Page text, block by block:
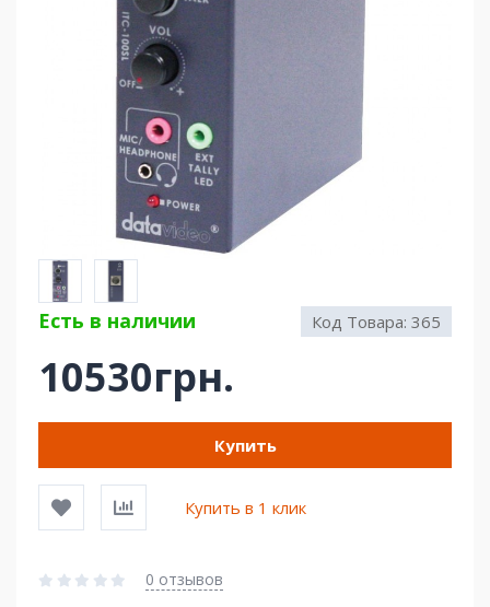
Есть в наличии Код Товара: 365
10530грн.
Купить
Купить в 1 клик
0 отзывов